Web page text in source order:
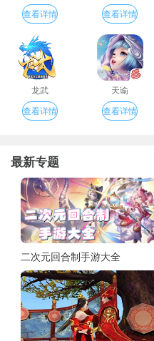
查看详情
查看详情
龙武
查看详情
天谕
查看详情
最新专题
二次元回合制手游大全